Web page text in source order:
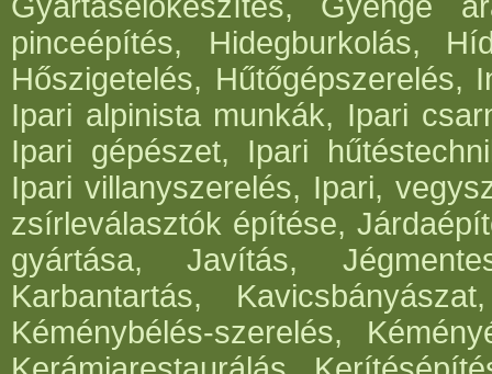
pinceépítés, Hidegburkolás,
Hőszigetelés, Hűtőgépszerelés,
Ipari alpinista munkák, Ipari
Ipari gépészet, Ipari
Ipari villanyszerelés, Ipari,
zsírleválasztók építése,
gyártása, Javítás,
Karbantartás,
Kéménybélés-szerelés,